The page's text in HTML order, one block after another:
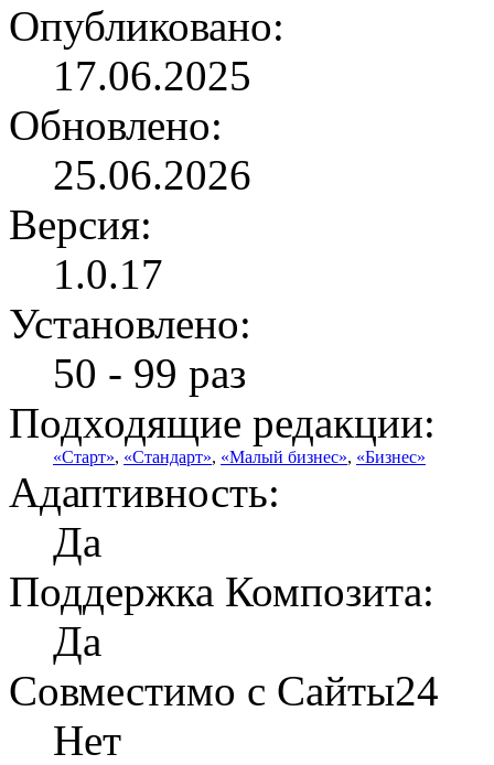
Опубликовано:
17.06.2025
Обновлено:
25.06.2026
Версия:
1.0.17
Установлено:
50 - 99 раз
Подходящие редакции:
«Старт», «Стандарт», «Малый бизнес», «Бизнес»
Адаптивность:
Да
Поддержка Композита:
Да
Совместимо с Сайты24
Нет